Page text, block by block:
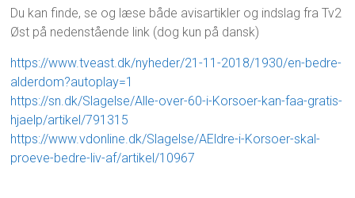
Du kan finde, se og læse både avisartikler og indslag fra Tv2
Øst på nedenstående link (dog kun på dansk)
https://www.tveast.dk/nyheder/21-11-2018/1930/en-bedre-
alderdom?autoplay=1
https://sn.dk/Slagelse/Alle-over-60-i-Korsoer-kan-faa-gratis-
hjaelp/artikel/791315
https://www.vdonline.dk/Slagelse/AEldre-i-Korsoer-skal-
proeve-bedre-liv-af/artikel/10967